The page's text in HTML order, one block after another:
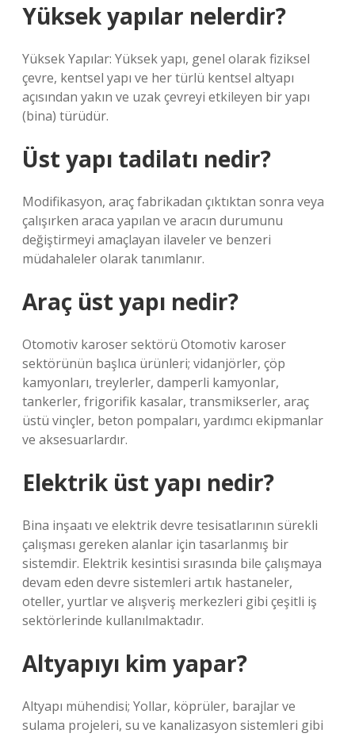
Yüksek yapılar nelerdir?
Yüksek Yapılar: Yüksek yapı, genel olarak fiziksel
çevre, kentsel yapı ve her türlü kentsel altyapı
açısından yakın ve uzak çevreyi etkileyen bir yapı
(bina) türüdür.
Üst yapı tadilatı nedir?
Modifikasyon, araç fabrikadan çıktıktan sonra veya
çalışırken araca yapılan ve aracın durumunu
değiştirmeyi amaçlayan ilaveler ve benzeri
müdahaleler olarak tanımlanır.
Araç üst yapı nedir?
Otomotiv karoser sektörü Otomotiv karoser
sektörünün başlıca ürünleri; vidanjörler, çöp
kamyonları, treylerler, damperli kamyonlar,
tankerler, frigorifik kasalar, transmikserler, araç
üstü vinçler, beton pompaları, yardımcı ekipmanlar
ve aksesuarlardır.
Elektrik üst yapı nedir?
Bina inşaatı ve elektrik devre tesisatlarının sürekli
çalışması gereken alanlar için tasarlanmış bir
sistemdir. Elektrik kesintisi sırasında bile çalışmaya
devam eden devre sistemleri artık hastaneler,
oteller, yurtlar ve alışveriş merkezleri gibi çeşitli iş
sektörlerinde kullanılmaktadır.
Altyapıyı kim yapar?
Altyapı mühendisi; Yollar, köprüler, barajlar ve
sulama projeleri, su ve kanalizasyon sistemleri gibi